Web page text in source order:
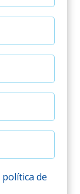
política de